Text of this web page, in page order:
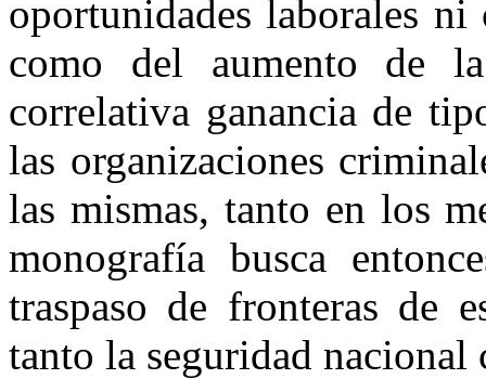
oportunidades laborales
como del aumento de
correlativa ganancia de
las organizaciones
las mismas, tanto en los
monografía busca
traspaso de fronteras de
tanto la seguridad nacional